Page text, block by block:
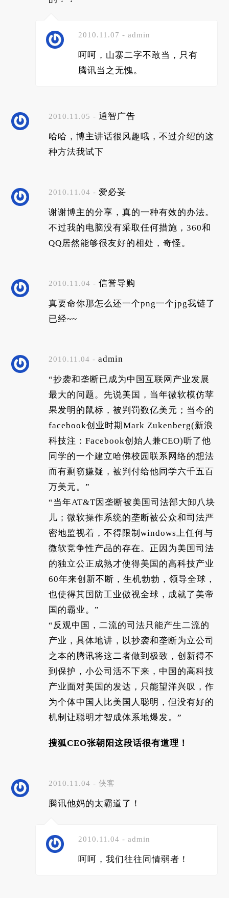
2010.11.07 - admin
呵呵，山寨二字不敢当，只有
腾讯当之无愧。
2010.11.05 - 通智广告
哈哈，博主讲话很风趣哦，不过介绍的这
种方法我试下
2010.11.04 - 爱必妥
谢谢博主的分享，真的一种有效的办法。
不过我的电脑没有采取任何措施，360和
QQ居然能够很友好的相处，奇怪。
2010.11.04 - 信誉导购
真要命你那怎么还一个png一个jpg我链了
已经~~
2010.11.04 - admin
“抄袭和垄断已成为中国互联网产业发展
最大的问题。先说美国，当年微软模仿苹
果发明的鼠标，被判罚数亿美元；当今的
facebook创业时期Mark Zukenberg(新浪
科技注：Facebook创始人兼CEO)听了他
同学的一个建立哈佛校园联系网络的想法
而有剽窃嫌疑，被判付给他同学六千五百
万美元。”
“当年AT&T因垄断被美国司法部大卸八块
儿；微软操作系统的垄断被公众和司法严
密地监视着，不得限制windows上任何与
微软竞争性产品的存在。正因为美国司法
的独立公正成熟才使得美国的高科技产业
60年来创新不断，生机勃勃，领导全球，
也使得其国防工业傲视全球，成就了美帝
国的霸业。”
“反观中国，二流的司法只能产生二流的
产业，具体地讲，以抄袭和垄断为立公司
之本的腾讯将这二者做到极致，创新得不
到保护，小公司活不下来，中国的高科技
产业面对美国的发达，只能望洋兴叹，作
为个体中国人比美国人聪明，但没有好的
机制让聪明才智成体系地爆发。”
搜狐CEO张朝阳这段话很有道理！
2010.11.04 - 侠客
腾讯他妈的太霸道了！
2010.11.04 - admin
呵呵，我们往往同情弱者！